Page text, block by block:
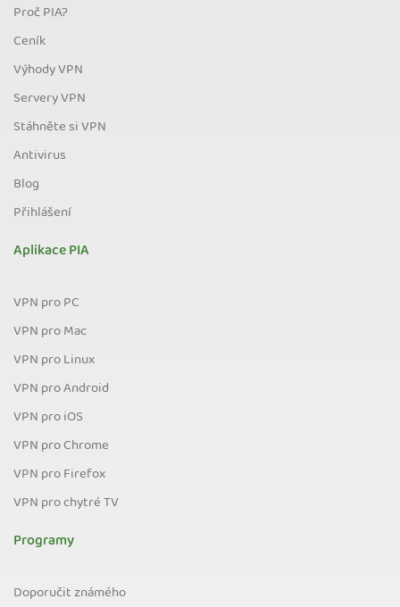
Proč PIA?
Ceník
Výhody VPN
Servery VPN
Stáhněte si VPN
Antivirus
Blog
Přihlášení
Aplikace PIA
VPN pro PC
VPN pro Mac
VPN pro Linux
VPN pro Android
VPN pro iOS
VPN pro Chrome
VPN pro Firefox
VPN pro chytré TV
Programy
Doporučit známého